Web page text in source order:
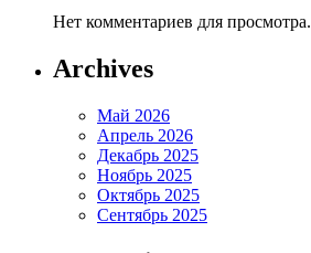
Нет комментариев для просмотра.
Archives
Май 2026
Апрель 2026
Декабрь 2025
Ноябрь 2025
Октябрь 2025
Сентябрь 2025